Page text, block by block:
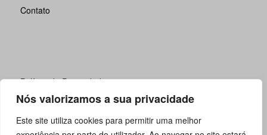
Nós valorizamos a sua privacidade
Este site utiliza cookies para permitir uma melhor
Contato
Política de Privacidade